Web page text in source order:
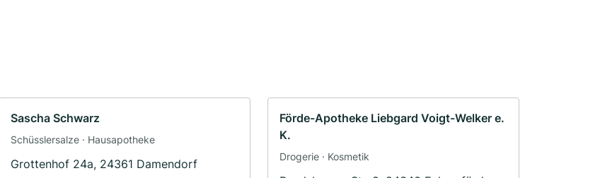
Sascha Schwarz
Schüsslersalze · Hausapotheke
Grottenhof 24a, 24361 Damendorf
Förde-Apotheke Liebgard Voigt-Welker e.
K.
Drogerie · Kosmetik